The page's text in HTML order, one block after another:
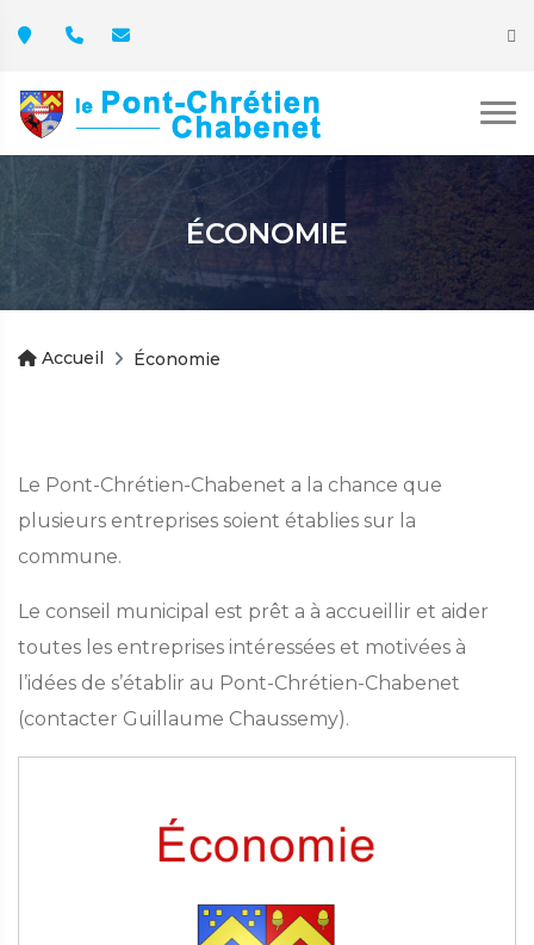
ÉCONOMIE
Accueil Économie
Le Pont-Chrétien-Chabenet a la chance que
plusieurs entreprises soient établies sur la
commune.
Le conseil municipal est prêt a à accueillir et aider
toutes les entreprises intéressées et motivées à
l’idées de s’établir au Pont-Chrétien-Chabenet
(contacter Guillaume Chaussemy).